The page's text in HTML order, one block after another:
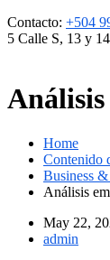
Contacto: +504
5 Calle S, 13 y
Home
Contenido
Business
Análisis
May 22,
admin